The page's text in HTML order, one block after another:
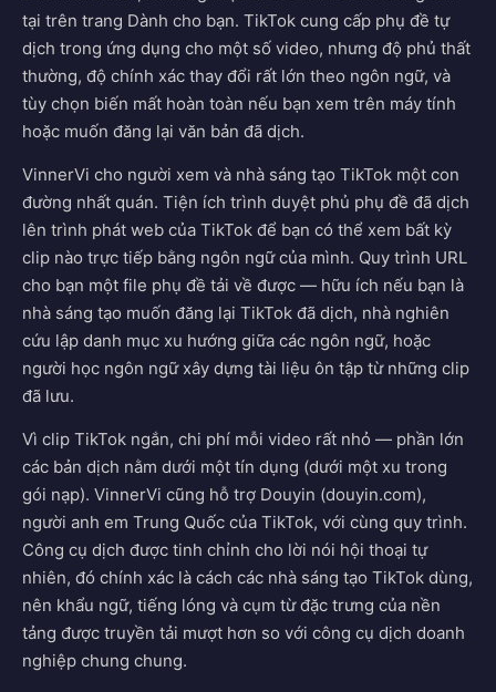
tại trên trang Dành cho bạn. TikTok cung cấp phụ đề tự
dịch trong ứng dụng cho một số video, nhưng độ phủ thất
thường, độ chính xác thay đổi rất lớn theo ngôn ngữ, và
tùy chọn biến mất hoàn toàn nếu bạn xem trên máy tính
hoặc muốn đăng lại văn bản đã dịch.
VinnerVi cho người xem và nhà sáng tạo TikTok một con
đường nhất quán. Tiện ích trình duyệt phủ phụ đề đã dịch
lên trình phát web của TikTok để bạn có thể xem bất kỳ
clip nào trực tiếp bằng ngôn ngữ của mình. Quy trình URL
cho bạn một file phụ đề tải về được — hữu ích nếu bạn là
nhà sáng tạo muốn đăng lại TikTok đã dịch, nhà nghiên
cứu lập danh mục xu hướng giữa các ngôn ngữ, hoặc
người học ngôn ngữ xây dựng tài liệu ôn tập từ những clip
đã lưu.
Vì clip TikTok ngắn, chi phí mỗi video rất nhỏ — phần lớn
các bản dịch nằm dưới một tín dụng (dưới một xu trong
gói nạp). VinnerVi cũng hỗ trợ Douyin (douyin.com),
người anh em Trung Quốc của TikTok, với cùng quy trình.
Công cụ dịch được tinh chỉnh cho lời nói hội thoại tự
nhiên, đó chính xác là cách các nhà sáng tạo TikTok dùng,
nên khẩu ngữ, tiếng lóng và cụm từ đặc trưng của nền
tảng được truyền tải mượt hơn so với công cụ dịch doanh
nghiệp chung chung.